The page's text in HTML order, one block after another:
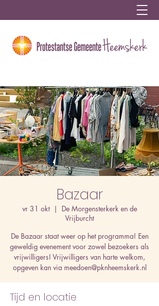
Bazaar
vr 31 okt
  |
De Morgensterkerk en de
Vrijburcht
De Bazaar staat weer op het programma! Een
geweldig evenement voor zowel bezoekers als
vrijwilligers! Vrijwilligers van harte welkom,
opgeven kan via meedoen@pknheemskerk.nl
Tijd en locatie